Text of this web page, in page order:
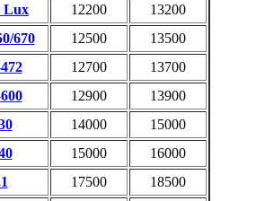
Lux
12200
13200
670
12500
13500
12700
13700
12900
13900
14000
15000
15000
16000
17500
18500